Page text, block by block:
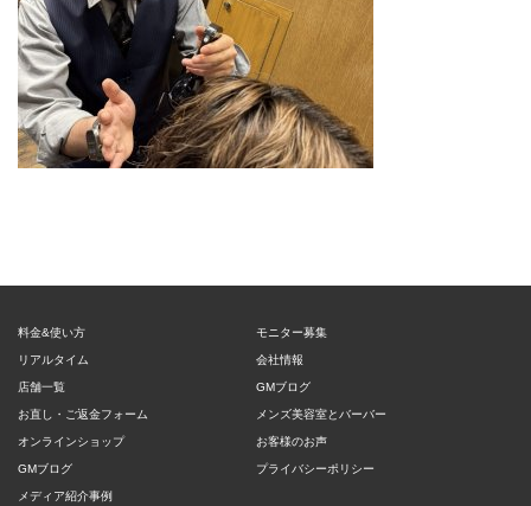
料金&使い方
リアルタイム
店舗一覧
お直し・ご返金フォーム
オンラインショップ
GMブログ
メディア紹介事例
モニター募集
会社情報
GMブログ
メンズ美容室とバーバー
お客様のお声
プライバシーポリシー